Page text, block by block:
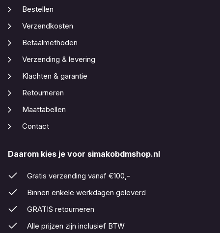
Bestellen
Verzendkosten
Betaalmethoden
Verzending & levering
Klachten & garantie
Retourneren
Maattabellen
Contact
Daarom kies je voor simakobdmshop.nl
Gratis verzending vanaf €100,-
Binnen enkele werkdagen geleverd
GRATIS retourneren
Alle prijzen zijn inclusief BTW